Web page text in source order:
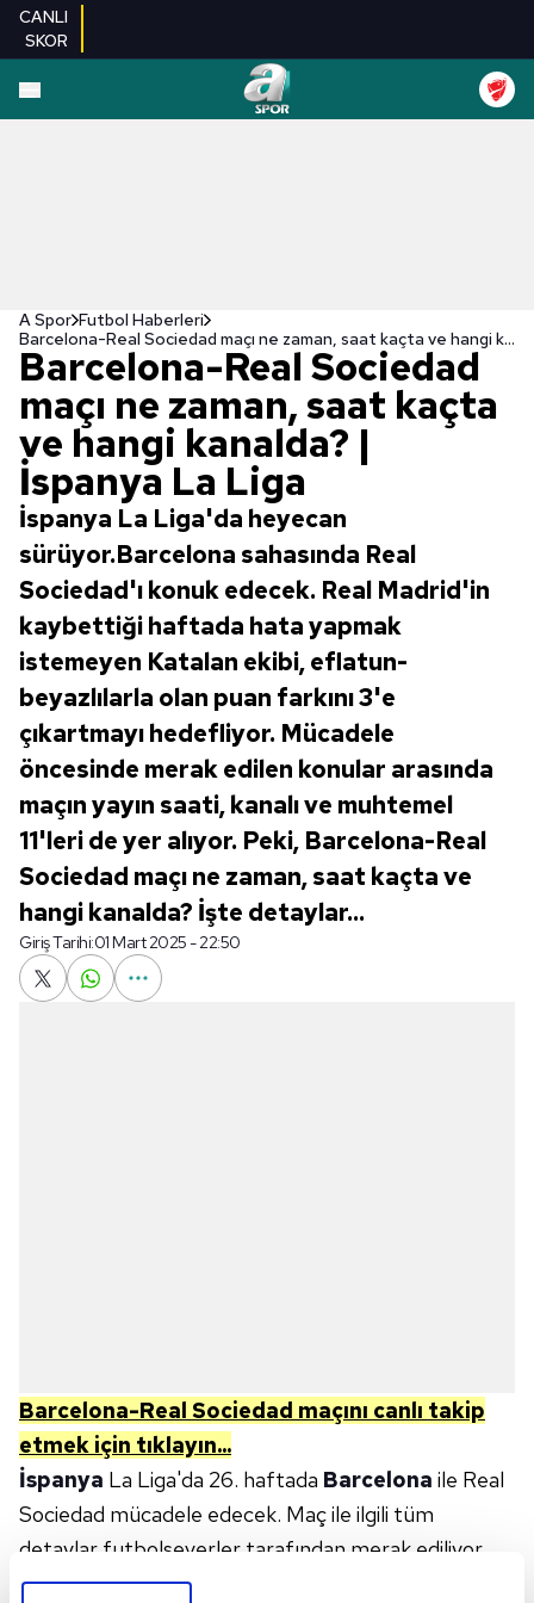
CANLI
SKOR
A Spor Futbol Haberleri
Barcelona-Real Sociedad maçı ne zaman, saat kaçta ve hangi kanalda? | İspanya La Liga
Barcelona-Real Sociedad
maçı ne zaman, saat kaçta
ve hangi kanalda? |
İspanya La Liga
İspanya La Liga'da heyecan
sürüyor.Barcelona sahasında Real
Sociedad'ı konuk edecek. Real Madrid'in
kaybettiği haftada hata yapmak
istemeyen Katalan ekibi, eflatun-
beyazlılarla olan puan farkını 3'e
çıkartmayı hedefliyor. Mücadele
öncesinde merak edilen konular arasında
maçın yayın saati, kanalı ve muhtemel
11'leri de yer alıyor. Peki, Barcelona-Real
Sociedad maçı ne zaman, saat kaçta ve
hangi kanalda? İşte detaylar...
Giriş Tarihi:01 Mart 2025 - 22:50
Barcelona-Real Sociedad maçını canlı takip
etmek için tıklayın...
İspanya La Liga'da 26. haftada Barcelona ile Real
Sociedad mücadele edecek. Maç ile ilgili tüm
detaylar futbolseverler tarafından merak ediliyor.
Maçın yayın saati, kanalı ve muhtemel 11'leri